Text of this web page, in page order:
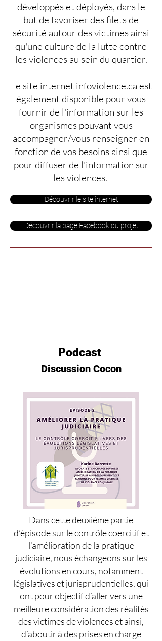
développés et déployés, dans le
but de favoriser des filets de
sécurité autour des victimes ainsi
qu'une culture de la lutte contre
les violences au sein du quartier.
Le site internet infoviolence.ca est
également disponible pour vous
fournir de l'information sur les
organismes pouvant vous
accompagner/vous renseigner en
fonction de vos besoins ainsi que
pour diffuser de l'information sur
les violences.
Découvrir le site internet
Découvrir la page Facebook du projet
Podcast
Discussion Cocon
Dans cette deuxième partie
d’épisode sur le contrôle coercitif et
l’amélioration de la pratique
judiciaire, nous échangeons sur les
évolutions en cours, notamment
législatives et jurisprudentielles, qui
ont pour objectif d’aller vers une
meilleure considération des réalités
des victimes de violences et ainsi,
d’aboutir à des prises en charge